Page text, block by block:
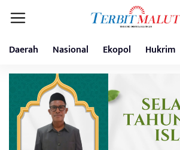
Daerah Nasional Ekopol Hukrim